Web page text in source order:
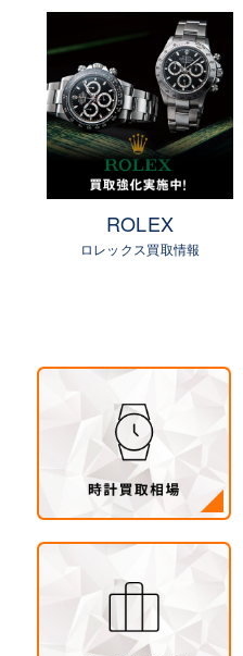
ROLEX
ロレックス買取情報